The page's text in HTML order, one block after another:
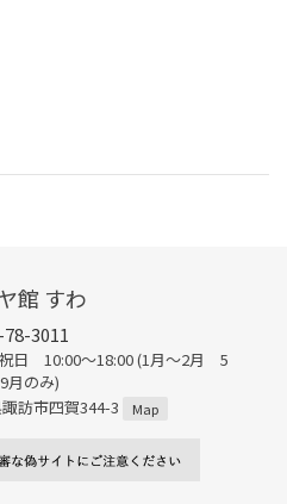
館 すわ
3011
日 10:00〜18:00 (1月〜2月 5
月のみ)
訪市四賀344-3
Map